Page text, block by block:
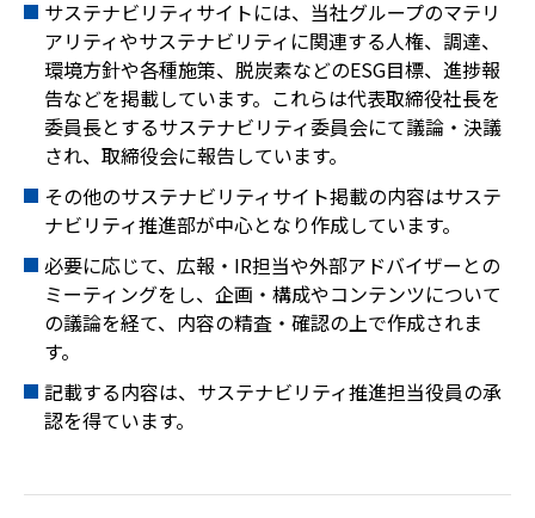
サステナビリティサイトには、当社グループのマテリ
アリティやサステナビリティに関連する人権、調達、
環境方針や各種施策、脱炭素などのESG目標、進捗報
告などを掲載しています。これらは代表取締役社長を
委員長とするサステナビリティ委員会にて議論・決議
され、取締役会に報告しています。
その他のサステナビリティサイト掲載の内容はサステ
ナビリティ推進部が中心となり作成しています。
必要に応じて、広報・IR担当や外部アドバイザーとの
ミーティングをし、企画・構成やコンテンツについて
の議論を経て、内容の精査・確認の上で作成されま
す。
記載する内容は、サステナビリティ推進担当役員の承
認を得ています。